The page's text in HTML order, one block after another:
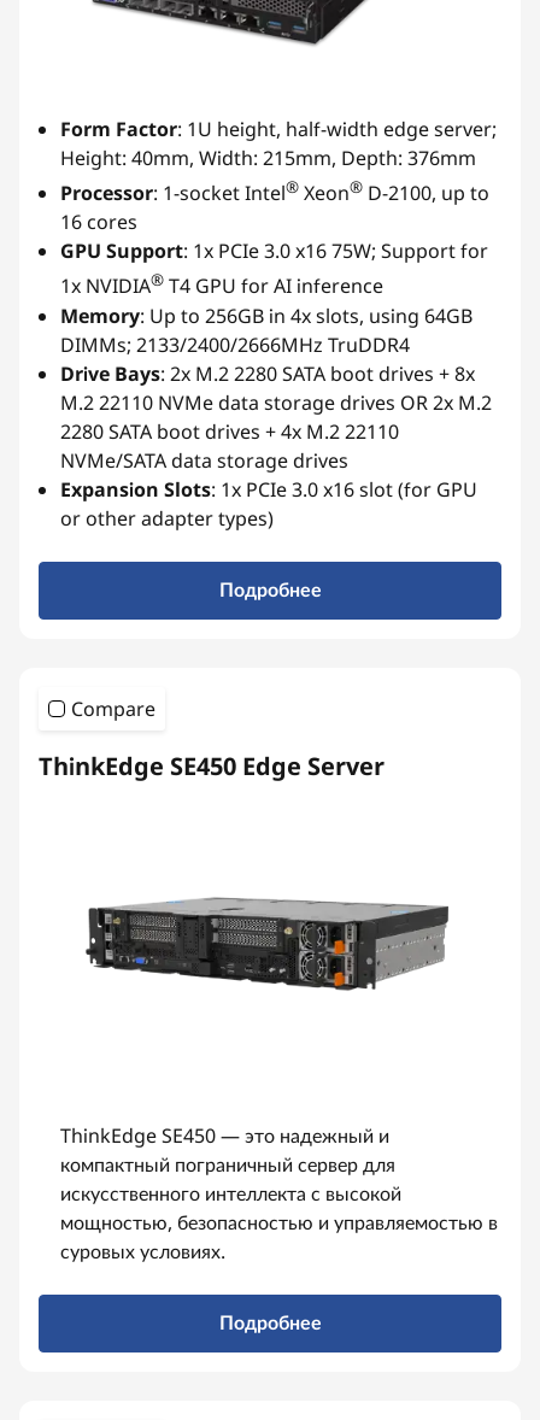
Form Factor: 1U height, half-width edge server;
Height: 40mm, Width: 215mm, Depth: 376mm
Processor: 1-socket Intel® Xeon® D-2100, up to
16 cores
GPU Support: 1x PCIe 3.0 x16 75W; Support for
1x NVIDIA® T4 GPU for AI inference
Memory: Up to 256GB in 4x slots, using 64GB
DIMMs; 2133/2400/2666MHz TruDDR4
Drive Bays: 2x M.2 2280 SATA boot drives + 8x
M.2 22110 NVMe data storage drives OR 2x M.2
2280 SATA boot drives + 4x M.2 22110
NVMe/SATA data storage drives
Expansion Slots: 1x PCIe 3.0 x16 slot (for GPU
or other adapter types)
Подробнее
Compare
ThinkEdge SE450 Edge Server
ThinkEdge SE450 — это надежный и
компактный пограничный сервер для
искусственного интеллекта с высокой
мощностью, безопасностью и управляемостью в
суровых условиях.
Подробнее